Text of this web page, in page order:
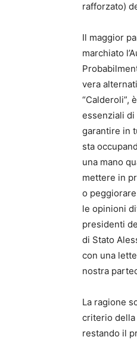
rafforzato)
Il maggior
marchiato
vera
“Calderoli”,
essenziali
garantire in
sta
una mano
mettere in
o
le opinioni
presidenti
di Stato
con una
nostra
La ragione
criterio della
restando il